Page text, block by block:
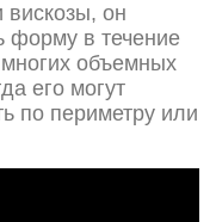
вискозы, он
форму в течение
многих объемных
его могут
по периметру или